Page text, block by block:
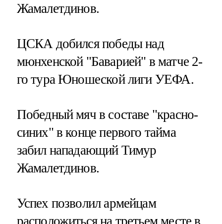
Жамалетдинов.
ЦСКА добился победы над
мюнхенской "Баварией" в матче 2-
го тура Юношеской лиги УЕФА.
Победный мяч в составе "красно-
синих" в конце первого тайма
забил нападающий Тимур
Жамалетдинов.
Успех позволил армейцам